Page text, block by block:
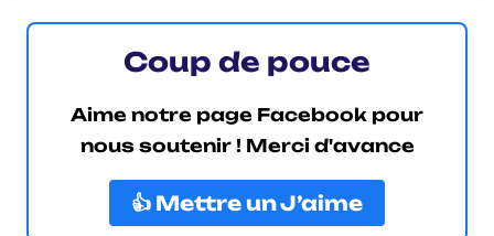
Coup de pouce
Aime notre page Facebook pour
nous soutenir ! Merci d'avance
👍 Mettre un J’aime